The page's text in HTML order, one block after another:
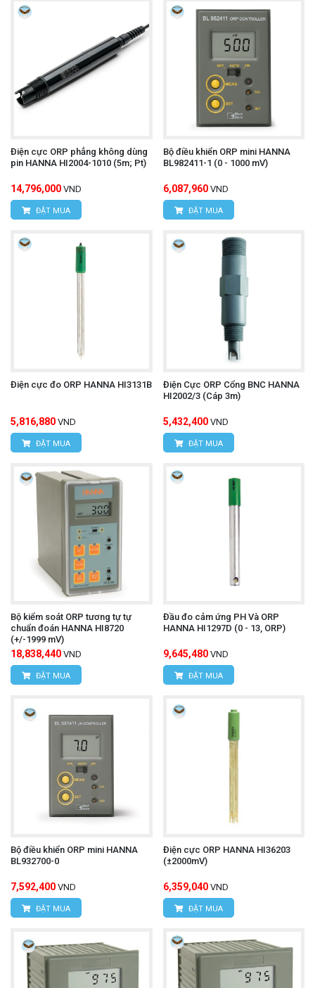
Điện cực ORP phẳng không dùng
pin HANNA HI2004-1010 (5m; Pt)
14,796,000 VND
ĐẶT MUA
Bộ điều khiển ORP mini HANNA
BL982411-1 (0 - 1000 mV)
6,087,960 VND
ĐẶT MUA
Điện cực đo ORP HANNA HI3131B
5,816,880 VND
ĐẶT MUA
Điện Cực ORP Cổng BNC HANNA
HI2002/3 (Cáp 3m)
5,432,400 VND
ĐẶT MUA
Bộ kiểm soát ORP tương tự tự
chuẩn đoán HANNA HI8720
(+/-1999 mV)
18,838,440 VND
ĐẶT MUA
Đầu đo cảm ứng PH Và ORP
HANNA HI1297D (0 - 13, ORP)
9,645,480 VND
ĐẶT MUA
Bộ điều khiển ORP mini HANNA
BL932700-0
7,592,400 VND
ĐẶT MUA
Điện cực ORP HANNA HI36203
(±2000mV)
6,359,040 VND
ĐẶT MUA